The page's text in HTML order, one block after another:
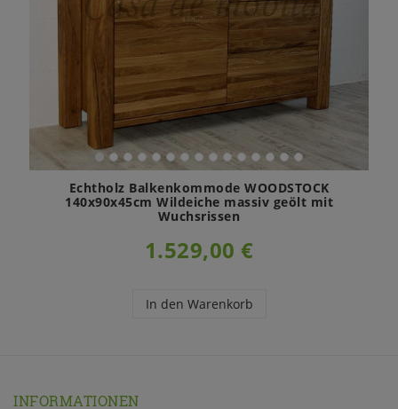
Echtholz Balkenkommode WOODSTOCK
140x90x45cm Wildeiche massiv geölt mit
Wuchsrissen
1.529,00 €
In den Warenkorb
INFORMATIONEN